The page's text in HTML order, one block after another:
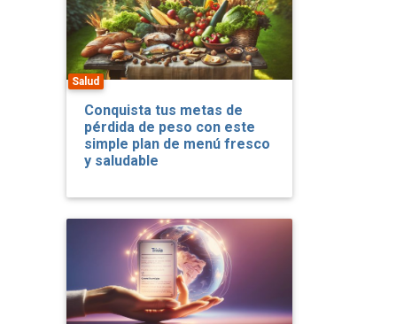
Salud
Conquista tus metas de
pérdida de peso con este
simple plan de menú fresco
y saludable